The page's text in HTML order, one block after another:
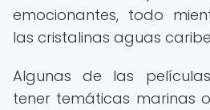
emocionantes, todo
las cristalinas aguas
Algunas de las
tener temáticas marinas